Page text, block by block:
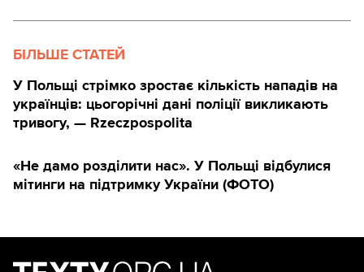
БІЛЬШЕ СТАТЕЙ
У Польщі стрімко зростає кількість нападів на
українців: цьогорічні дані поліції викликають
тривогу, — Rzeczpospolita
«Не дамо розділити нас». У Польщі відбулися
мітинги на підтримку України (ФОТО)